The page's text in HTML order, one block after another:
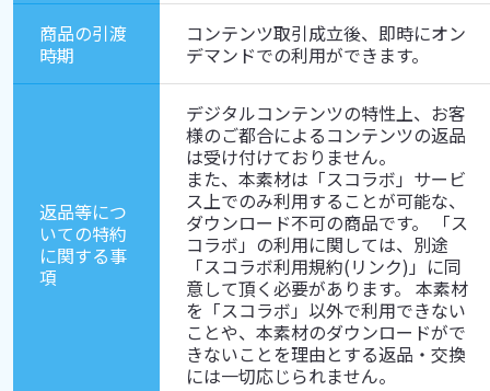
商品の引渡
時期
コンテンツ取引成立後、即時にオン
デマンドでの利用ができます。
返品等につ
いての特約
に関する事
項
デジタルコンテンツの特性上、お客
様のご都合によるコンテンツの返品
は受け付けておりません。
また、本素材は「スコラボ」サービ
ス上でのみ利用することが可能な、
ダウンロード不可の商品です。 「ス
コラボ」の利用に関しては、別途
「スコラボ利用規約(リンク)」に同
意して頂く必要があります。 本素材
を「スコラボ」以外で利用できない
ことや、本素材のダウンロードがで
きないことを理由とする返品・交換
には一切応じられません。